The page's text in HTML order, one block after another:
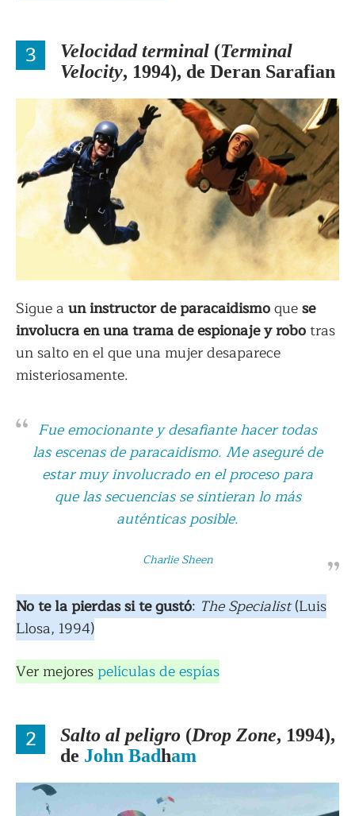
3 Velocidad terminal (Terminal
Velocity, 1994), de Deran Sarafian
Sigue a un instructor de paracaidismoquese
involucra en una trama de espionaje y robotras
un salto en el que una mujer desaparece
misteriosamente.
Fue emocionante y desafiante hacer todas
las escenas de paracaidismo. Me aseguré de
estar muy involucrado en el proceso para
que las secuencias se sintieran lo más
auténticas posible.
Charlie Sheen
No te la pierdas si te gustó: The Specialist(Luis
Llosa, 1994)
Ver mejores películas de espías
2 Salto al peligro (Drop Zone, 1994),
de John Badham